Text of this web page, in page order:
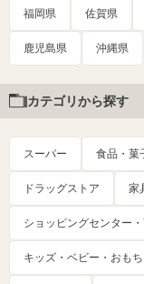
福岡県 佐賀県
鹿児島県 沖縄県
カテゴリから探す
スーパー 食品・菓
ドラッグストア 家
ショッピングセンター
キッズ・ベビー・おも